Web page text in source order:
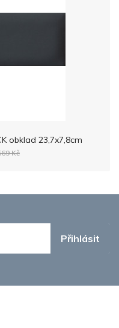
obklad 23,7x7,8cm
Kč
Přihlásit